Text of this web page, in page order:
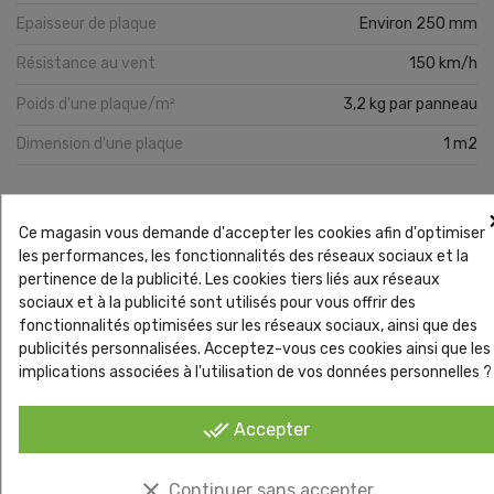
Epaisseur de plaque Environ 250 mm
Résistance au vent 150 km/h
Poids d'une plaque/m² 3,2 kg par panneau
Dimension d'une plaque 1 m2
Vous pourriez aussi aimer
Ce magasin vous demande d'accepter les cookies afin d'optimiser
les performances, les fonctionnalités des réseaux sociaux et la
pertinence de la publicité. Les cookies tiers liés aux réseaux
sociaux et à la publicité sont utilisés pour vous offrir des
fonctionnalités optimisées sur les réseaux sociaux, ainsi que des
publicités personnalisées. Acceptez-vous ces cookies ainsi que les
implications associées à l'utilisation de vos données personnelles ?
done_all Accepter
Continuer sans accepter